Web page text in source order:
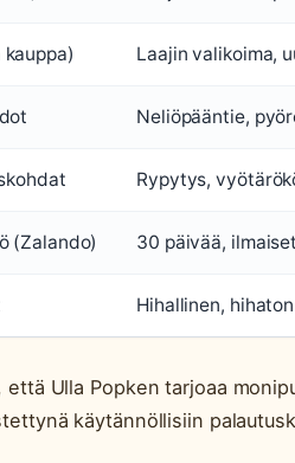
Laajin valikoima,
Neliöpääntie,
Rypytys,
(Zalando) 30 päivää,
Hihallinen,
että Ulla Popken tarjoaa
käytännöllisiin